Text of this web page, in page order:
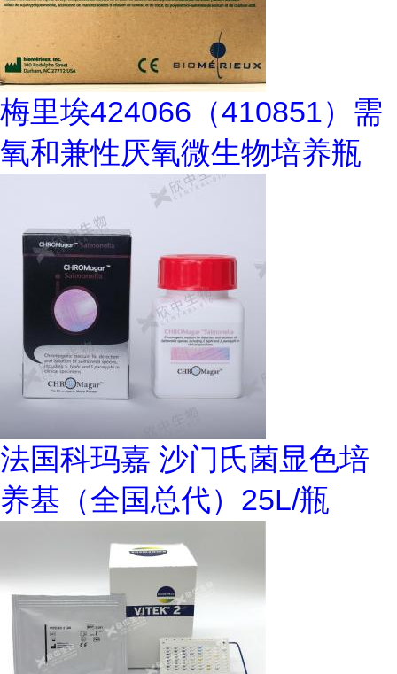
梅里埃424066（410851）需
氧和兼性厌氧微生物培养瓶
法国科玛嘉 沙门氏菌显色培
养基（全国总代）25L/瓶